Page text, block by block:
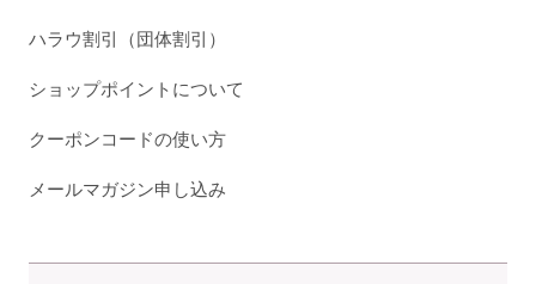
ハラウ割引（団体割引）
ショップポイントについて
クーポンコードの使い方
メールマガジン申し込み